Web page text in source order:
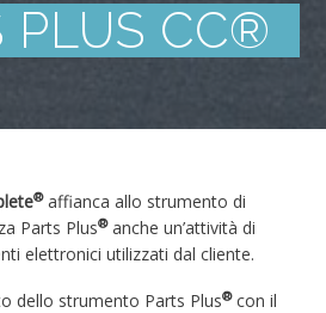
PLUS CC®
®affianca allo strumento di
Parts Plus®anche un’attività di
elettronici utilizzati dal cliente.
dello strumento Parts Plus®con il